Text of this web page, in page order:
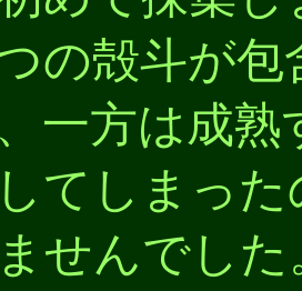
の殻斗が
一方は成
てしまっ
せんでした